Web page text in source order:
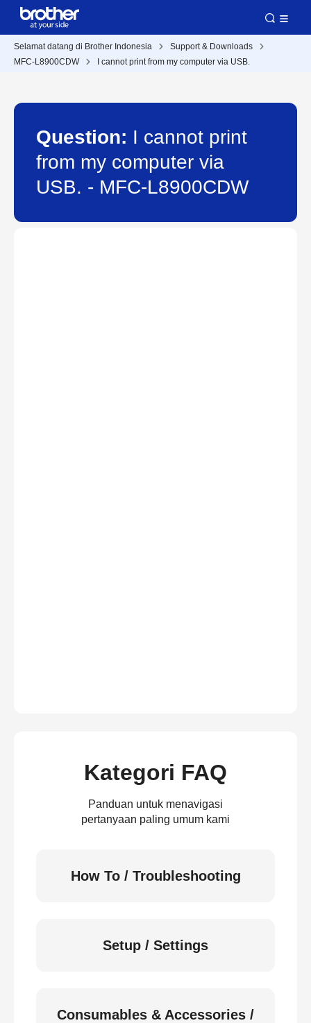
Selamat datang di Brother Indonesia
Support & Downloads
MFC-L8900CDW
I cannot print from my computer via USB.
Question: I cannot print
from my computer via
USB. - MFC-L8900CDW
Kategori FAQ
Panduan untuk menavigasi
pertanyaan paling umum kami
How To / Troubleshooting
Setup / Settings
Consumables & Accessories /